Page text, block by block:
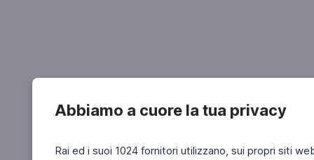
Abbiamo a cuore la tua privacy
Rai ed i suoi 1024 fornitori utilizzano, sui propri siti